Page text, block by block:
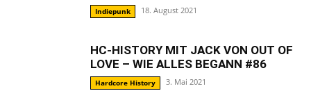
Indiepunk 18. August 2021
HC-HISTORY MIT JACK VON OUT OF
LOVE – WIE ALLES BEGANN #86
Hardcore History 3. Mai 2021